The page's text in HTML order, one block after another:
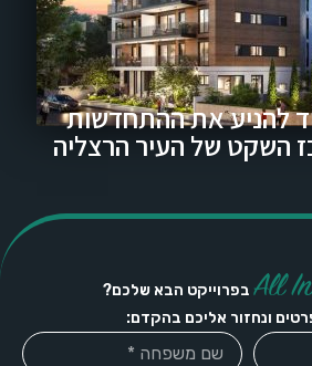
להניע את ההתחדשות
השקט של העיר הרצליה
All In בפרוייקט הבא שלכם?
ונחזור אליכם בהקדם: